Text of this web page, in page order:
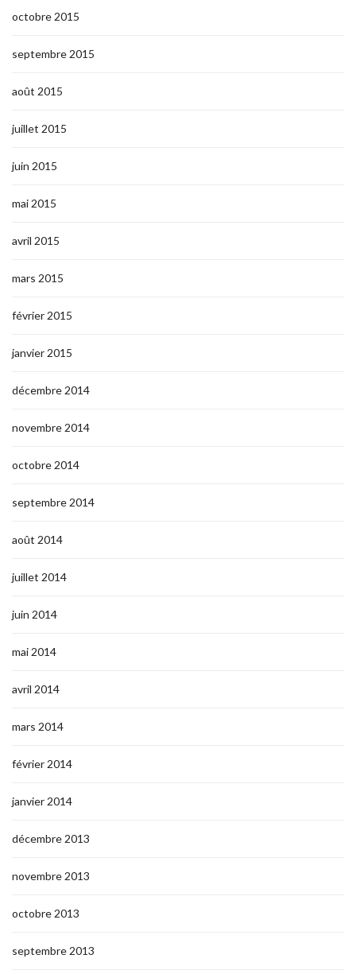
octobre 2015
septembre 2015
août 2015
juillet 2015
juin 2015
mai 2015
avril 2015
mars 2015
février 2015
janvier 2015
décembre 2014
novembre 2014
octobre 2014
septembre 2014
août 2014
juillet 2014
juin 2014
mai 2014
avril 2014
mars 2014
février 2014
janvier 2014
décembre 2013
novembre 2013
octobre 2013
septembre 2013